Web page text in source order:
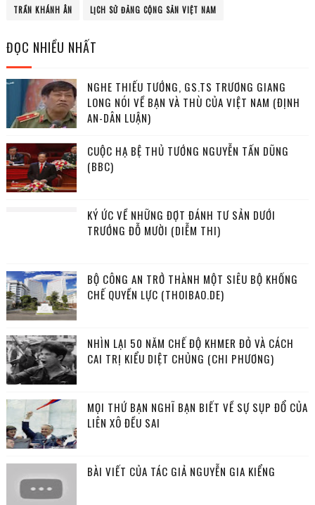
TRẦN KHÁNH ÂN LỊCH SỬ ĐẢNG CỘNG SẢN VIỆT NAM
ĐỌC NHIỀU NHẤT
NGHE THIẾU TƯỚNG, GS.TS TRƯƠNG GIANG
LONG NÓI VỀ BẠN VÀ THÙ CỦA VIỆT NAM (ĐỊNH
AN-DÂN LUẬN)
CUỘC HẠ BỆ THỦ TƯỚNG NGUYỄN TẤN DŨNG
(BBC)
KÝ ỨC VỀ NHỮNG ĐỢT ĐÁNH TƯ SẢN DƯỚI
TRƯỚNG ĐỖ MƯỜI (DIỄM THI)
BỘ CÔNG AN TRỞ THÀNH MỘT SIÊU BỘ KHỐNG
CHẾ QUYỀN LỰC (THOIBAO.DE)
NHÌN LẠI 50 NĂM CHẾ ĐỘ KHMER ĐỎ VÀ CÁCH
CAI TRỊ KIỂU DIỆT CHỦNG (CHI PHƯƠNG)
MỌI THỨ BẠN NGHĨ BẠN BIẾT VỀ SỰ SỤP ĐỔ CỦA
LIÊN XÔ ĐỀU SAI
BÀI VIẾT CỦA TÁC GIẢ NGUYỄN GIA KIỂNG